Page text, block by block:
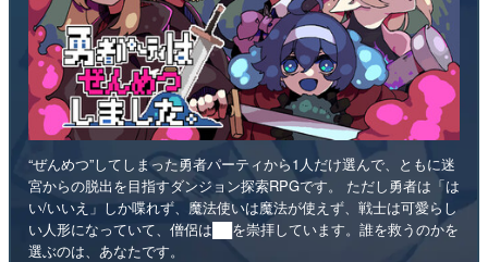
“ぜんめつ”してしまった勇者パーティから1人だけ選んで、ともに迷
宮からの脱出を目指すダンジョン探索RPGです。 ただし勇者は「は
い/いいえ」しか喋れず、魔法使いは魔法が使えず、戦士は可愛らし
い人形になっていて、僧侶は██を崇拝しています。誰を救うのかを
選ぶのは、あなたです。